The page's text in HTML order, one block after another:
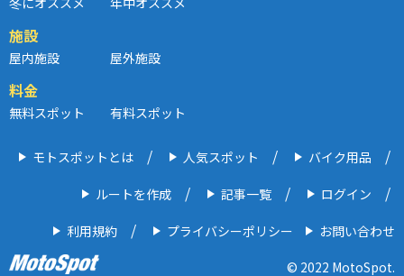
施設
屋内施設 屋外施設
料金
無料スポット 有料スポット
モトスポットとは 人気スポット バイク用品
ルートを作成 記事一覧 ログイン
利用規約 プライバシーポリシー
お問い合わせ
© 2022 MotoSpot.